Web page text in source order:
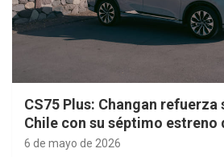
CS75 Plus: Changan refuerza
Chile con su séptimo estreno
6 de mayo de 2026